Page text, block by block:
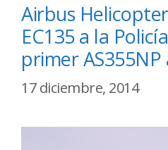
Airbus
EC135 a la
primer AS355NP
17 diciembre, 2014